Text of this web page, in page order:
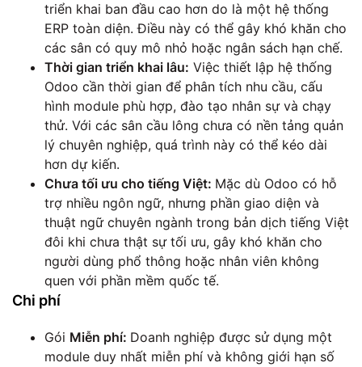
triển khai ban đầu cao hơn do là một hệ thống
ERP toàn diện. Điều này có thể gây khó khăn cho
các sân có quy mô nhỏ hoặc ngân sách hạn chế.
Thời gian triển khai lâu: Việc thiết lập hệ thống
Odoo cần thời gian để phân tích nhu cầu, cấu
hình module phù hợp, đào tạo nhân sự và chạy
thử. Với các sân cầu lông chưa có nền tảng quản
lý chuyên nghiệp, quá trình này có thể kéo dài
hơn dự kiến.
Chưa tối ưu cho tiếng Việt: Mặc dù Odoo có hỗ
trợ nhiều ngôn ngữ, nhưng phần giao diện và
thuật ngữ chuyên ngành trong bản dịch tiếng Việt
đôi khi chưa thật sự tối ưu, gây khó khăn cho
người dùng phổ thông hoặc nhân viên không
quen với phần mềm quốc tế.
Chi phí
Gói Miễn phí: Doanh nghiệp được sử dụng một
module duy nhất miễn phí và không giới hạn số